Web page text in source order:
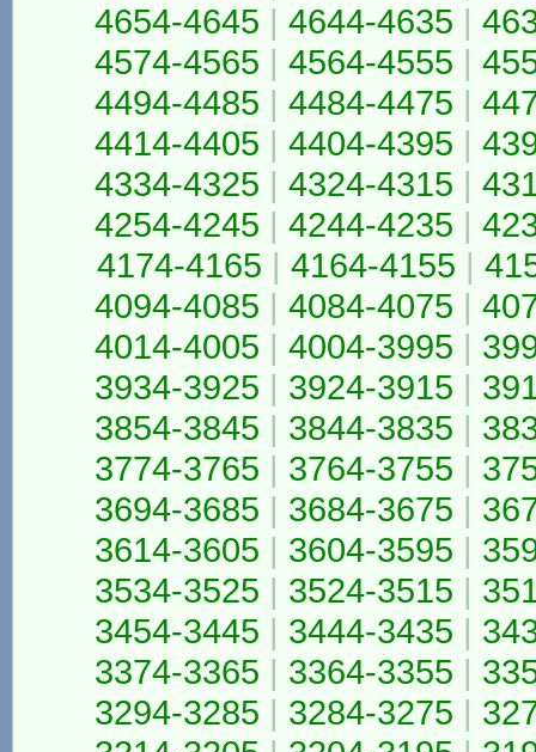
4654-4645 | 4644-4635 |
4574-4565 | 4564-4555 |
4494-4485 | 4484-4475 |
4414-4405 | 4404-4395 |
4334-4325 | 4324-4315 |
4254-4245 | 4244-4235 |
4174-4165 | 4164-4155 |
4094-4085 | 4084-4075 |
4014-4005 | 4004-3995 |
3934-3925 | 3924-3915 |
3854-3845 | 3844-3835 |
3774-3765 | 3764-3755 |
3694-3685 | 3684-3675 |
3614-3605 | 3604-3595 |
3534-3525 | 3524-3515 |
3454-3445 | 3444-3435 |
3374-3365 | 3364-3355 |
3294-3285 | 3284-3275 |